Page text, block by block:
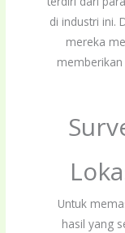
di industri ini.
mereka
Untuk
hasil yang